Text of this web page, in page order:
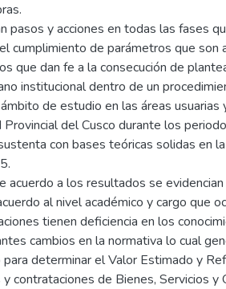
pasos y acciones en todas las fases
cumplimiento de parámetros que son
que dan fe a la consecución de
institucional dentro de un
de estudio en las áreas usuarias
Provincial del Cusco durante los
con bases teóricas solidas en
acuerdo a los resultados se
al nivel académico y cargo que
tienen deficiencia en los
cambios en la normativa lo cual
determinar el Valor Estimado y
y contrataciones de Bienes, Servicios